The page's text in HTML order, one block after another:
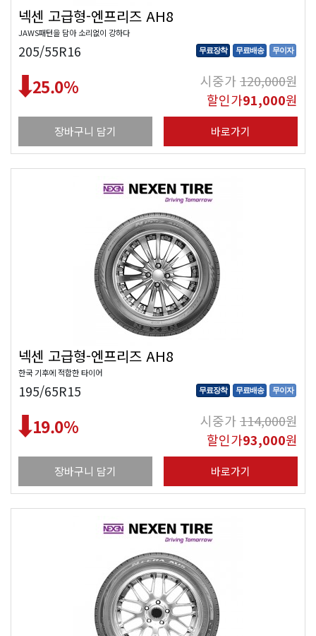
넥센 고급형-엔프리즈 AH8
JAWS패턴을 담아 소리없이 강하다
205/55R16 무료장착 무료배송 무이자
25.0% 시중가120,000원
할인가91,000원
장바구니 담기 바로가기
넥센 고급형-엔프리즈 AH8
한국 기후에 적합한 타이어
195/65R15 무료장착 무료배송 무이자
19.0% 시중가114,000원
할인가93,000원
장바구니 담기 바로가기